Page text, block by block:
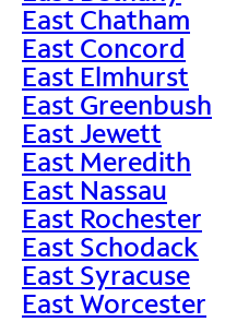
East Chatham
East Concord
East Elmhurst
East Greenbush
East Jewett
East Meredith
East Nassau
East Rochester
East Schodack
East Syracuse
East Worcester